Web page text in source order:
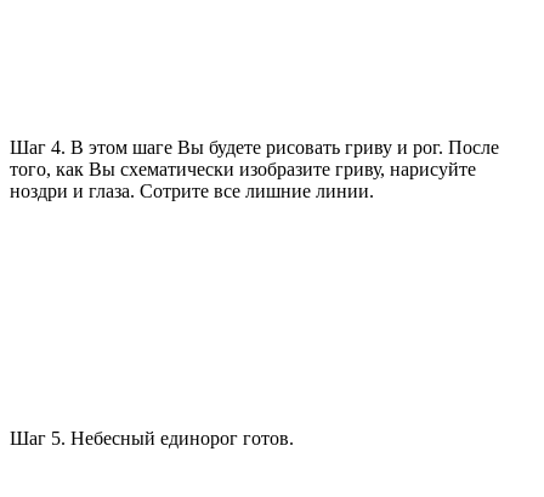
Шаг 4. В этом шаге Вы будете рисовать гриву и рог. После
того, как Вы схематически изобразите гриву, нарисуйте
ноздри и глаза. Сотрите все лишние линии.
Шаг 5. Небесный единорог готов.